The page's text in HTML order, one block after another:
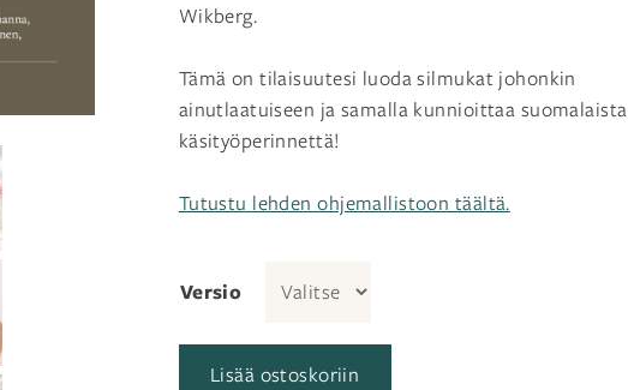
Wikberg.
Tämä on tilaisuutesi luoda silmukat johonkin
ainutlaatuiseen ja samalla kunnioittaa suomalaista
käsityöperinnettä!
Tutustu lehden ohjemallistoon täältä.
Versio
Lisää ostoskoriin